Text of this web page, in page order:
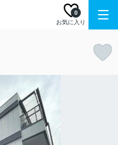
お気に入り
0